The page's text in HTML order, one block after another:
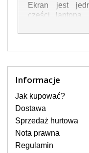
Ekran jest
części laptopa,
żeby był jak
on do
z nim z jak
zaliczyć
rozbity lub
pojawiające się
ekran,
jasność ekranu.
Informacje
Jak kupować?
Dostawa
Sprzedaż hurtowa
Nota prawna
Regulamin